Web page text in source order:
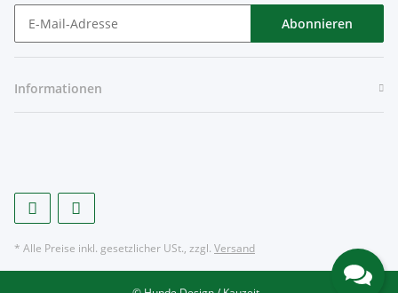
Abonnieren
Informationen
* Alle Preise inkl. gesetzlicher USt., zzgl. Versand